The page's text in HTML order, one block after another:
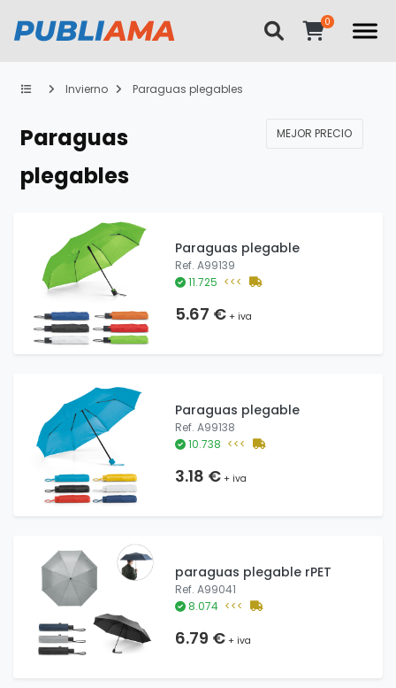
Invierno Paraguas plegables
Paraguas
plegables
MEJOR PRECIO
Paraguas plegable
Ref. A99139
11.725 <<<
5.67 €+ iva
Paraguas plegable
Ref. A99138
10.738 <<<
3.18 €+ iva
paraguas plegable rPET
Ref. A99041
8.074 <<<
6.79 €+ iva